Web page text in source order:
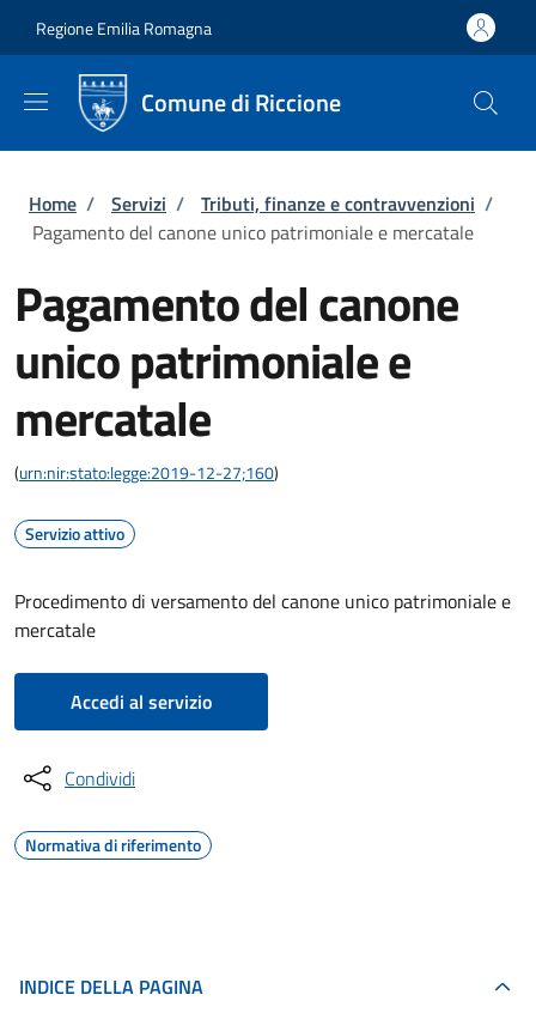
Regione Emilia Romagna
Comune di Riccione
Briciole di pane
Home / Servizi / Tributi, finanze e contravvenzioni /
Pagamento del canone unico patrimoniale e mercatale
Pagamento del canone
unico patrimoniale e
mercatale
(urn:nir:stato:legge:2019-12-27;160)
Servizio attivo
Procedimento di versamento del canone unico patrimoniale e
mercatale
Accedi al servizio
Condividi
Normativa di riferimento
INDICE DELLA PAGINA